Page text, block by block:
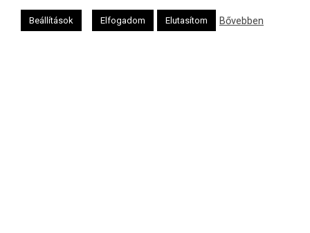
Beállítások Elfogadom Elutasítom Bővebben